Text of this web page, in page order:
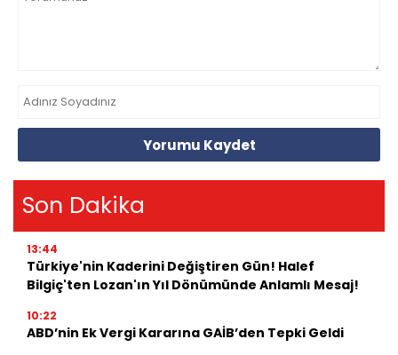
Yorumu Kaydet
Son Dakika
13:44
Türkiye'nin Kaderini Değiştiren Gün! Halef
Bilgiç'ten Lozan'ın Yıl Dönümünde Anlamlı Mesaj!
10:22
ABD’nin Ek Vergi Kararına GAİB’den Tepki Geldi